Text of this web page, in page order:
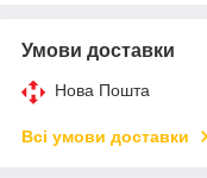
Умови доставки
Нова Пошта
Всі умови доставки